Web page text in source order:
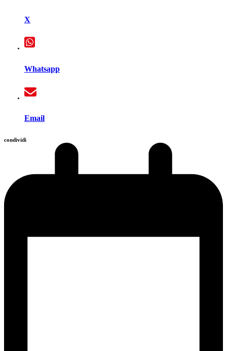
X
Whatsapp
Email
condividi